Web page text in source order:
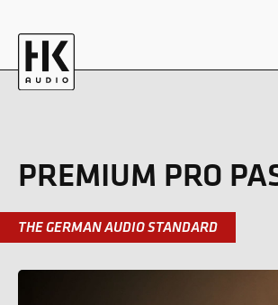
PREMIUM PRO
THE GERMAN AUDIO STANDARD